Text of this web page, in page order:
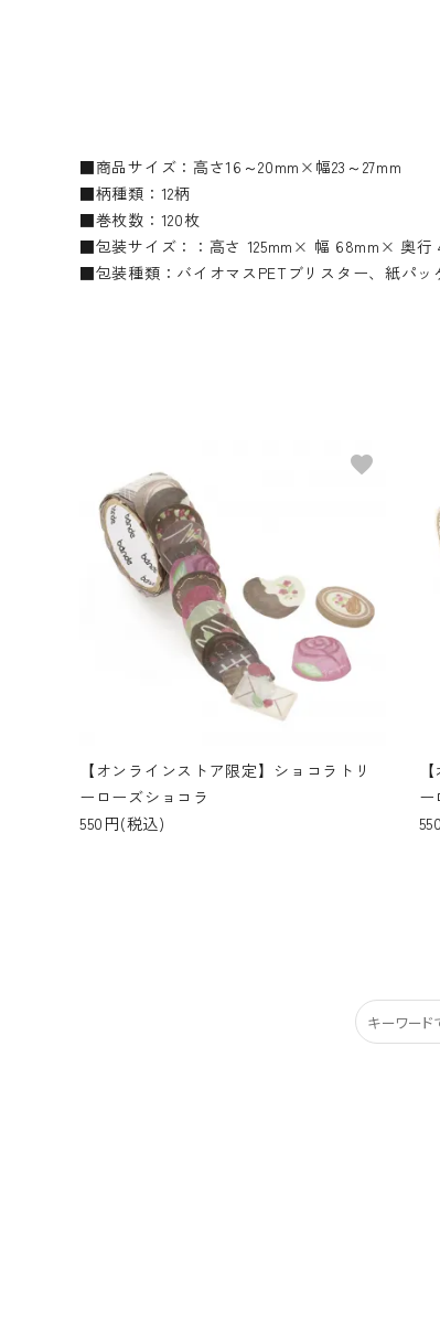
■商品サイズ：高さ16～20mm×幅23～27mm
■柄種類：12柄
■巻枚数：120枚
■包装サイズ：：高さ 125mm× 幅 68mm× 奥行
■包装種類：バイオマスPETブリスター、紙パッ
【オンラインストア限定】ショコラトリ
ーローズショコラ
550円(税込)
favorite
ー